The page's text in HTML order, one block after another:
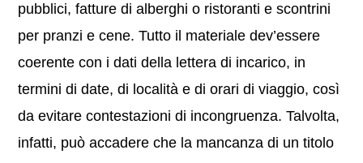
pubblici, fatture di alberghi o ristoranti e scontrini
per pranzi e cene. Tutto il materiale dev’essere
coerente con i dati della lettera di incarico, in
termini di date, di località e di orari di viaggio, così
da evitare contestazioni di incongruenza. Talvolta,
infatti, può accadere che la mancanza di un titolo